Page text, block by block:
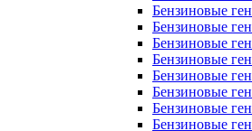
Бензиновые
Бензиновые
Бензиновые
Бензиновые
Бензиновые
Бензиновые
Бензиновые
Бензиновые